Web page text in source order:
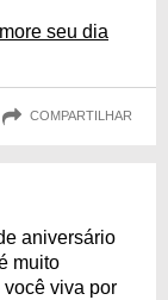
seu dia
COMPARTILHAR
aniversário
muito
você viva por